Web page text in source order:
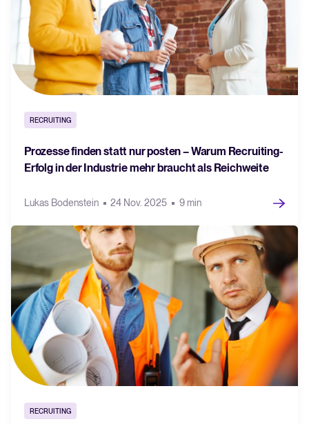
RECRUITING
Prozesse finden statt nur posten – Warum Recruiting-
Erfolg in der Industrie mehr braucht als Reichweite
Lukas Bodenstein 24 Nov. 2025 9 min
RECRUITING